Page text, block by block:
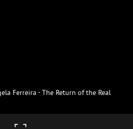
Ferreira - The Return of the Real